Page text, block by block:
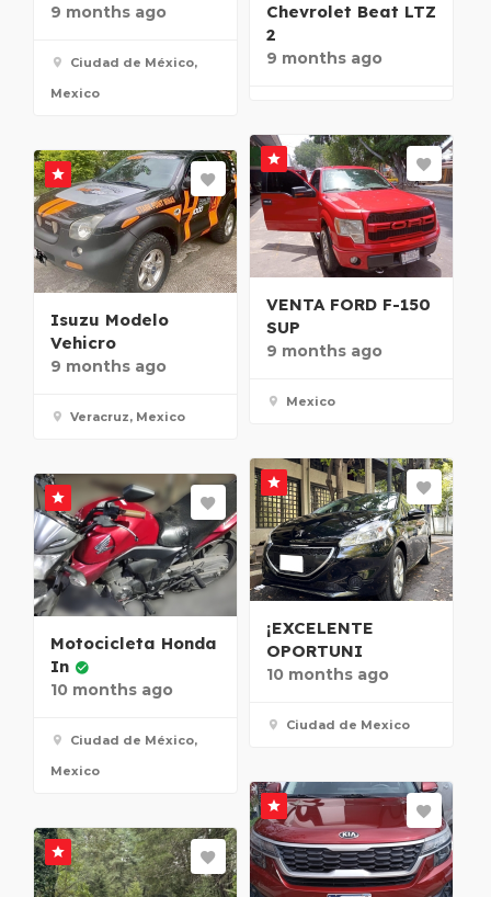
9 months ago
Ciudad de México,
Mexico
Chevrolet Beat LTZ
2
9 months ago
VENTA FORD F-150
SUP
9 months ago
Mexico
Isuzu Modelo
Vehicro
9 months ago
Veracruz, Mexico
¡EXCELENTE
OPORTUNI
10 months ago
Ciudad de Mexico
Motocicleta Honda
In
10 months ago
Ciudad de México,
Mexico